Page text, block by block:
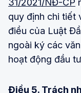
31/2021/NĐ-CP
quy định chi tiết
điều của Luật
ngoài ký các
hoạt động đầu
Điều 5. Trách